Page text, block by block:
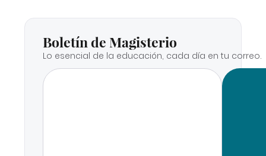
Boletín de Magisterio
Lo esencial de la educación, cada día en tu correo.